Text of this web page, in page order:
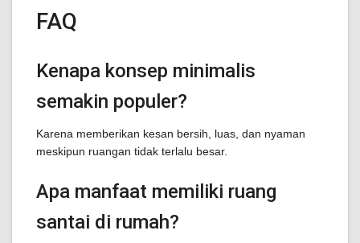
FAQ
Kenapa konsep minimalis
semakin populer?
Karena memberikan kesan bersih, luas, dan nyaman
meskipun ruangan tidak terlalu besar.
Apa manfaat memiliki ruang
santai di rumah?